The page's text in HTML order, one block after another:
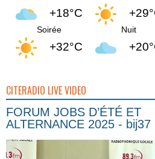
+18°C
Soirée
+32°C
Nuit
CITERADIO LIVE VIDEO
FORUM JOBS D’ÉTÉ ET
ALTERNANCE 2025 - bij37